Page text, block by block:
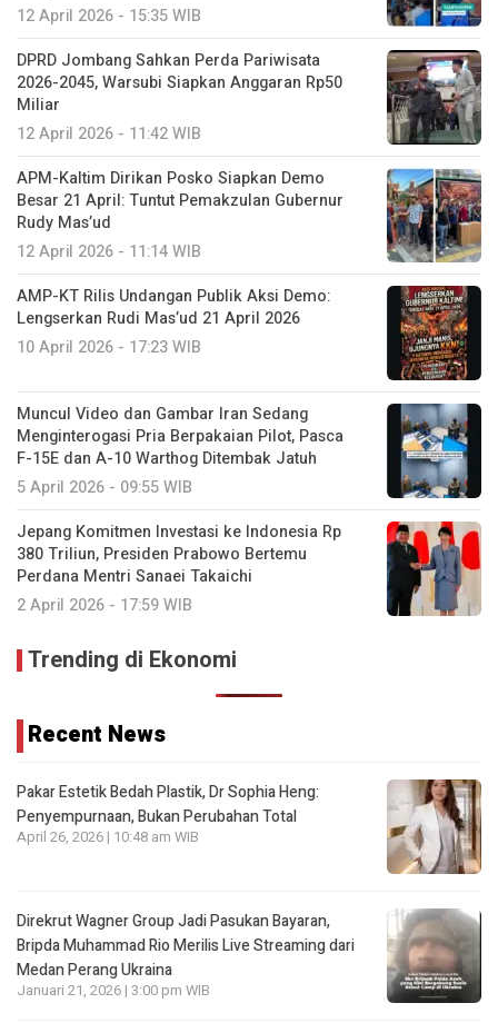
12 April 2026 - 15:35 WIB
DPRD Jombang Sahkan Perda Pariwisata
2026-2045, Warsubi Siapkan Anggaran Rp50
Miliar
12 April 2026 - 11:42 WIB
APM-Kaltim Dirikan Posko Siapkan Demo
Besar 21 April: Tuntut Pemakzulan Gubernur
Rudy Mas’ud
12 April 2026 - 11:14 WIB
AMP-KT Rilis Undangan Publik Aksi Demo:
Lengserkan Rudi Mas’ud 21 April 2026
10 April 2026 - 17:23 WIB
Muncul Video dan Gambar Iran Sedang
Menginterogasi Pria Berpakaian Pilot, Pasca
F-15E dan A-10 Warthog Ditembak Jatuh
5 April 2026 - 09:55 WIB
Jepang Komitmen Investasi ke Indonesia Rp
380 Triliun, Presiden Prabowo Bertemu
Perdana Mentri Sanaei Takaichi
2 April 2026 - 17:59 WIB
Trending di Ekonomi
Recent News
Pakar Estetik Bedah Plastik, Dr Sophia Heng:
Penyempurnaan, Bukan Perubahan Total
April 26, 2026 | 10:48 am WIB
Direkrut Wagner Group Jadi Pasukan Bayaran,
Bripda Muhammad Rio Merilis Live Streaming dari
Medan Perang Ukraina
Januari 21, 2026 | 3:00 pm WIB